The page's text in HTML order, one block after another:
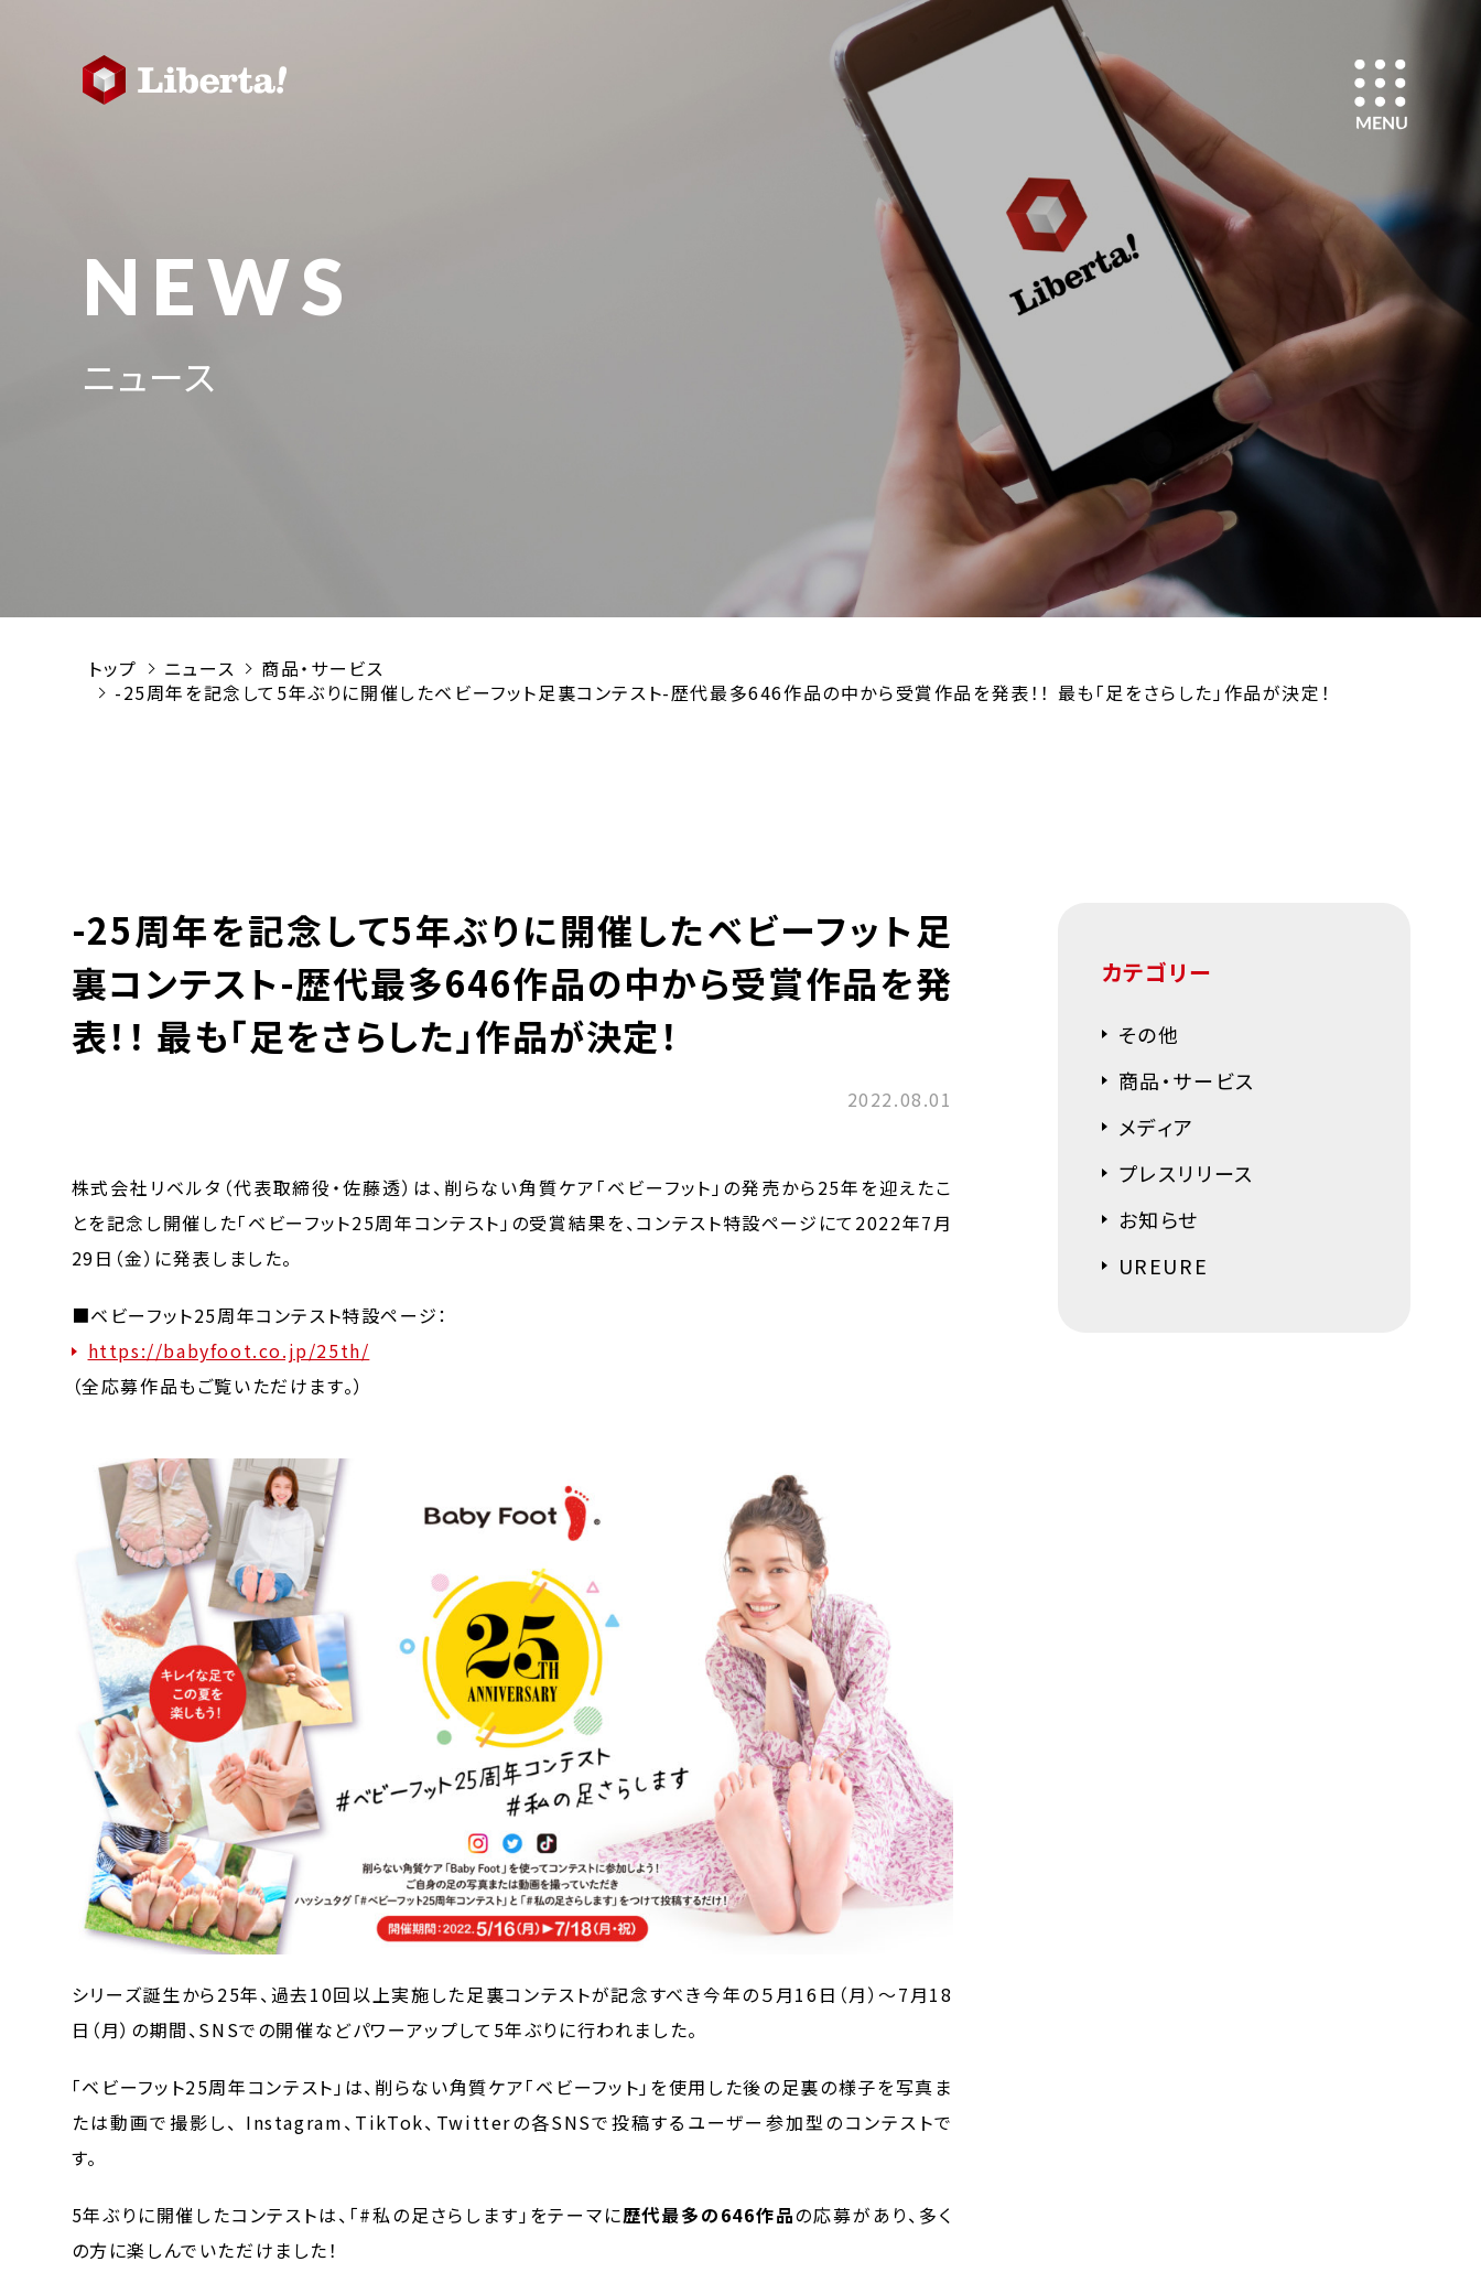
NEWS
ニュース
トップ ニュース
商品・サービス
-25周年を記念して5年ぶりに開催したベビーフット足裏コンテスト-歴代最多646作品の中から受賞作品を発表！！ 最も「足をさらした」作品が決定！
-25周年を記念して5年ぶりに開催したベビーフット足
裏コンテスト-歴代最多646作品の中から受賞作品を発
表！！ 最も「足をさらした」作品が決定！
2022.08.01
株式会社リベルタ（代表取締役・佐藤透）は、削らない角質ケア「ベビーフット」の発売から25年を迎えたこ
とを記念し開催した「ベビーフット25周年コンテスト」の受賞結果を、コンテスト特設ページにて2022年7月
29日（金）に発表しました。
■ベビーフット25周年コンテスト特設ページ：
https://babyfoot.co.jp/25th/
（全応募作品もご覧いただけます。）
シリーズ誕生から25年、過去10回以上実施した足裏コンテストが記念すべき今年の５月16日（月）～7月18
日（月）の期間、SNSでの開催などパワーアップして5年ぶりに行われました。
「ベビーフット25周年コンテスト」は、削らない角質ケア「ベビーフット」を使用した後の足裏の様子を写真ま
たは動画で撮影し、 Instagram、TikTok、Twitterの各SNSで投稿するユーザー参加型のコンテストで
す。
5年ぶりに開催したコンテストは、「#私の足さらします」をテーマに歴代最多の646作品の応募があり、多く
の方に楽しんでいただけました！
カテゴリー
その他
商品・サービス
メディア
プレスリリース
お知らせ
UREURE